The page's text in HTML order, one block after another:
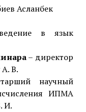
Асланбек
в язык
– директор
В.
научный
ИПМА
И.